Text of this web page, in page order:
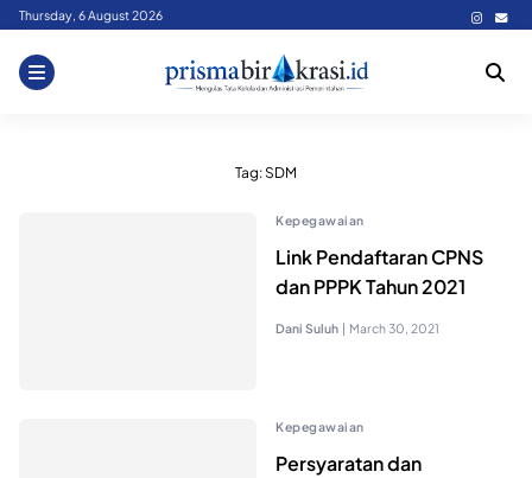
Skip
content
Thursday, 6 August 2026
Tag:SDM
Kepegawaian
Link Pendaftaran CPNS
dan PPPK Tahun 2021
Dani Suluh | March 30, 2021
Kepegawaian
Persyaratan dan